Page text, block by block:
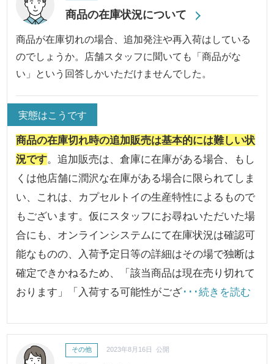
商品の在庫状況について
商品が在庫切れの場合、追加発注や再入荷はしている
のでしょうか。店舗スタッフに聞いても「商品がな
い」という回答しかいただけませんでした。
実態はこうです
商品の在庫切れ時の追加販売は基本的には難しい状
況です。追加販売は、倉庫に在庫がある場合、もし
くは他店舗に潤沢な在庫がある場合に限られてしま
い、これは、カプセルトイの生産特性によるもので
もございます。仮にスタッフにお尋ねいただいた場
合にも、オンラインシステムにて在庫状況は確認可
能なものの、入荷予定日等の詳細はその場で独断は
確定できかねるため、「該当商品は現在売り切れて
おります」「入荷する可能性がござ･･･続きを読む
その他 2023年8月16日 公開